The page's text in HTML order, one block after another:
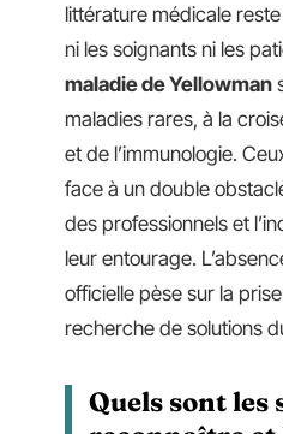
littérature médicale
ni les soignants ni les
maladie de Yellowman
maladies rares, à la
et de l’immunologie.
face à un double
des professionnels et
leur entourage.
officielle pèse sur la
recherche de solutions
Quels sont les